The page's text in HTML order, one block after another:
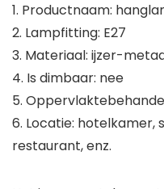
1. Productnaam:
2. Lampfitting: E27
3. Materiaal: ijzer-
4. Is dimbaar: nee
5.
6. Locatie: hotelkamer,
restaurant, enz.